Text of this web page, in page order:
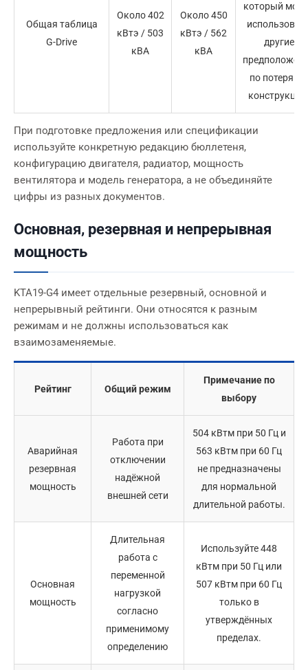
Общая таблица
G-Drive
Около 402
кВтэ / 503
кВА
Около 450
кВтэ / 562
кВА
который
другие
по потерям и
При подготовке предложения или спецификации
используйте конкретную редакцию бюллетеня,
конфигурацию двигателя, радиатор, мощность
вентилятора и модель генератора, а не объединяйте
цифры из разных документов.
Основная, резервная и непрерывная
мощность
KTA19-G4 имеет отдельные резервный, основной и
непрерывный рейтинги. Они относятся к разным
режимам и не должны использоваться как
взаимозаменяемые.
Рейтинг Общий режим
Примечание по
выбору
Аварийная
резервная
мощность
Работа при
отключении
надёжной
внешней сети
504 кВтм при 50 Гц и
563 кВтм при 60 Гц
не предназначены
для нормальной
длительной работы.
Основная
мощность
Длительная
работа с
переменной
нагрузкой
согласно
применимому
определению
Используйте 448
кВтм при 50 Гц или
507 кВтм при 60 Гц
только в
утверждённых
пределах.